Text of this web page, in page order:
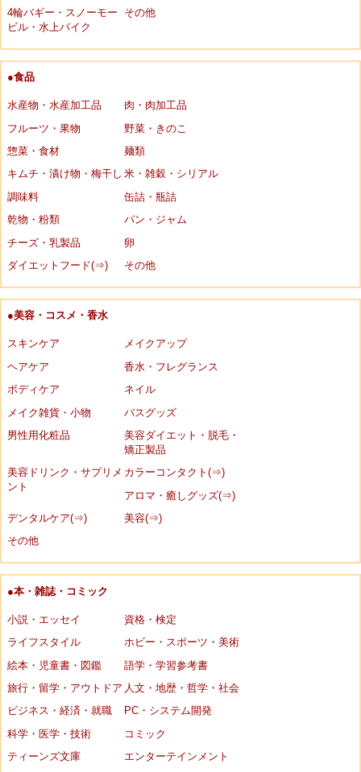
4輪バギー・スノーモー
ビル・水上バイク
その他
●食品
水産物・水産加工品
肉・肉加工品
フルーツ・果物
野菜・きのこ
惣菜・食材
麺類
キムチ・漬け物・梅干し 米・雑穀・シリアル
調味料
缶詰・瓶詰
乾物・粉類
パン・ジャム
チーズ・乳製品
卵
ダイエットフード(⇒)
その他
●美容・コスメ・香水
スキンケア
メイクアップ
ヘアケア
香水・フレグランス
ボディケア
ネイル
メイク雑貨・小物
バスグッズ
男性用化粧品
美容ダイエット・脱毛・
矯正製品
美容ドリンク・サプリメ
ント
カラーコンタクト(⇒)
アロマ・癒しグッズ(⇒)
デンタルケア(⇒)
美容(⇒)
その他
●本・雑誌・コミック
小説・エッセイ
資格・検定
ライフスタイル
ホビー・スポーツ・美術
絵本・児童書・図鑑
語学・学習参考書
旅行・留学・アウトドア 人文・地歴・哲学・社会
ビジネス・経済・就職
PC・システム開発
科学・医学・技術
コミック
ティーンズ文庫
エンターテインメント